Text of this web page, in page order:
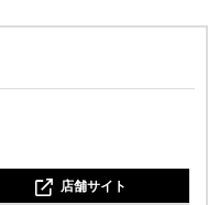
店舗サイト